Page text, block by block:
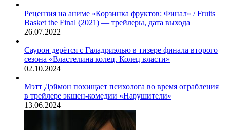
Рецензия на аниме «Корзинка фруктов: Финал» / Fruits
Basket the Final (2021) — трейлеры, дата выхода
26.07.2022
Саурон дерётся с Галадриэлью в тизере финала второго
сезона «Властелина колец. Колец власти»
02.10.2024
Мэтт Дэймон похищает психолога во время ограбления
в трейлере экшен-комедии «Нарушители»
13.06.2024